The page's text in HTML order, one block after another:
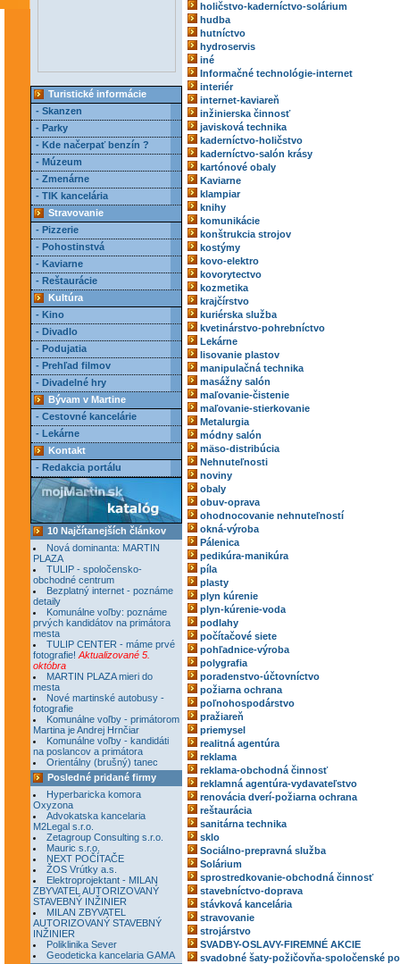
Turistické informácie
- Skanzen
- Parky
- Kde načerpať benzín ?
- Múzeum
- Zmenárne
- TIK kancelária
Stravovanie
- Pizzerie
- Pohostinstvá
- Kaviarne
- Reštaurácie
Kultúra
- Kino
- Divadlo
- Podujatia
- Prehľad filmov
- Divadelné hry
Bývam v Martine
- Cestovné kancelárie
- Lekárne
Kontakt
- Redakcia portálu
10 Najčítanejších článkov
Nová dominanta: MARTIN
PLAZA
TULIP - spoločensko-
obchodné centrum
Bezplatný internet - poznáme
detaily
Komunálne voľby: poznáme
prvých kandidátov na primátora
mesta
TULIP CENTER - máme prvé
fotografie! Aktualizované 5.
októbra
MARTIN PLAZA mieri do
mesta
Nové martinské autobusy -
fotografie
Komunálne voľby - primátorom
Martina je Andrej Hrnčiar
Komunálne voľby - kandidáti
na poslancov a primátora
Orientálny (brušný) tanec
Posledné pridané firmy
Hyperbaricka komora
Oxyzona
Advokatska kancelaria
M2Legal s.r.o.
Zetagroup Consulting s.r.o.
Mauric s.r.o.
NEXT POČÍTAČE
ŽOS Vrútky a.s.
Elektroprojektant - MILAN
ZBYVATEL AUTORIZOVANÝ
STAVEBNÝ INŽINIER
MILAN ZBYVATEL
AUTORIZOVANÝ STAVEBNÝ
INŽINIER
Poliklinika Sever
Geodeticka kancelaria GAMA
holičstvo-kaderníctvo-solárium
hudba
hutníctvo
hydroservis
iné
Informačné technológie-internet
interiér
internet-kaviareň
inžinierska činnosť
javisková technika
kaderníctvo-holičstvo
kaderníctvo-salón krásy
kartónové obaly
Kaviarne
klampiar
knihy
komunikácie
konštrukcia strojov
kostýmy
kovo-elektro
kovorytectvo
kozmetika
krajčírstvo
kuriérska služba
kvetinárstvo-pohrebníctvo
Lekárne
lisovanie plastov
manipulačná technika
masážny salón
maľovanie-čistenie
maľovanie-stierkovanie
Metalurgia
módny salón
mäso-distribúcia
Nehnuteľnosti
noviny
obaly
obuv-oprava
ohodnocovanie nehnuteľností
okná-výroba
Pálenica
pedikúra-manikúra
píla
plasty
plyn kúrenie
plyn-kúrenie-voda
podlahy
počítačové siete
pohľadnice-výroba
polygrafia
poradenstvo-účtovníctvo
požiarna ochrana
poľnohospodárstvo
pražiareň
priemysel
realitná agentúra
reklama
reklama-obchodná činnosť
reklamná agentúra-vydavateľstvo
renovácia dverí-požiarna ochrana
reštaurácia
sanitárna technika
sklo
Sociálno-prepravná služba
Solárium
sprostredkovanie-obchodná činnosť
stavebníctvo-doprava
stávková kancelária
stravovanie
strojárstvo
SVADBY-OSLAVY-FIREMNÉ AKCIE
svadobné šaty-požičovňa-spoločenské